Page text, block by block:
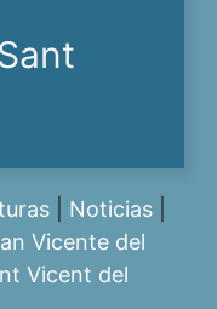
Noticias
Vicente del
Vicent del